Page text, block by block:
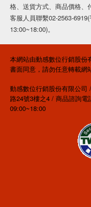
格、送貨方式、商品價格、
客服人員聯繫02-2563-
13:00~18:00)。
本網站由動感數位行銷股份
書面同意，請勿任意轉載網
動感數位行銷股份有限公司
路24號3樓之4 / 商品諮詢
09:00~18:00